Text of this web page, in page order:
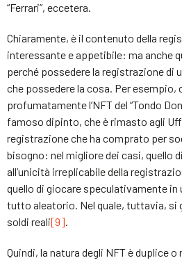
“Ferrari”, eccetera.
Chiaramente, è il contenuto della
interessante e appetibile: ma anche
perché possedere la registrazione di
che possedere la cosa. Per esempio,
profumatamente l’NFT del “Tondo
famoso dipinto, che è rimasto agli
registrazione che ha comprato per
bisogno: nel migliore dei casi, quello
all’unicità irreplicabile della
quello di giocare speculativamente
tutto aleatorio. Nel quale, tuttavia, si
soldi reali[9].
Quindi, la natura degli NFT è duplice